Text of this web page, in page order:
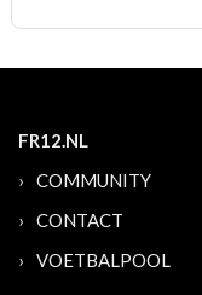
FR12.NL
COMMUNITY
CONTACT
VOETBALPOOL